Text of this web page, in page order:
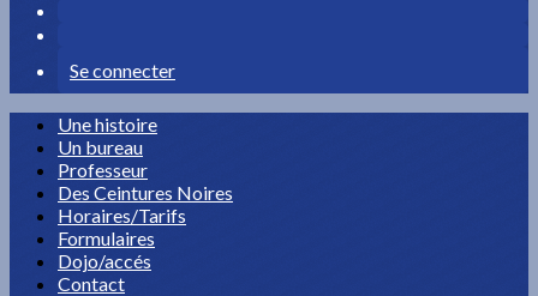
Se connecter
Une histoire
Un bureau
Professeur
Des Ceintures Noires
Horaires/Tarifs
Formulaires
Dojo/accés
Contact